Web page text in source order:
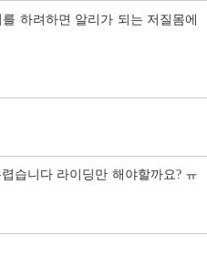
하려하면 알리가 되는 저질몸에
습니다 라이딩만 해야할까요? ㅠ